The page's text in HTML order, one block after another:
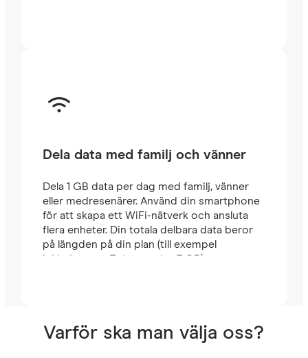
Dela data med familj och vänner
Dela 1 GB data per dag med familj, vänner
eller medresenärer. Använd din smartphone
för att skapa ett WiFi-nätverk och ansluta
flera enheter. Din totala delbara data beror
på längden på din plan (till exempel
inkluderar en 7-dagarsplan 7 GB).
Varför ska man välja oss?